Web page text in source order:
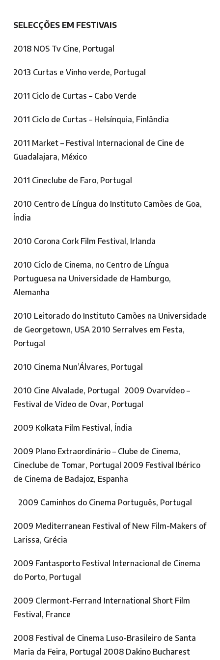
SELECÇÕES EM FESTIVAIS
2018 NOS Tv Cine, Portugal
2013 Curtas e Vinho verde, Portugal
2011 Ciclo de Curtas – Cabo Verde
2011 Ciclo de Curtas – Helsínquia, Finlândia
2011 Market – Festival Internacional de Cine de
Guadalajara, México
2011 Cineclube de Faro, Portugal
2010 Centro de Língua do Instituto Camões de Goa,
Índia
2010 Corona Cork Film Festival, Irlanda
2010 Ciclo de Cinema, no Centro de Língua
Portuguesa na Universidade de Hamburgo,
Alemanha
2010 Leitorado do Instituto Camões na Universidade
de Georgetown, USA 2010 Serralves em Festa,
Portugal
2010 Cinema Nun’Álvares, Portugal
2010 Cine Alvalade, Portugal 2009 Ovarvídeo –
Festival de Vídeo de Ovar, Portugal
2009 Kolkata Film Festival, Índia
2009 Plano Extraordinário – Clube de Cinema,
Cineclube de Tomar, Portugal 2009 Festival Ibérico
de Cinema de Badajoz, Espanha
2009 Caminhos do Cinema Português, Portugal
2009 Mediterranean Festival of New Film-Makers of
Larissa, Grécia
2009 Fantasporto Festival Internacional de Cinema
do Porto, Portugal
2009 Clermont-Ferrand International Short Film
Festival, France
2008 Festival de Cinema Luso-Brasileiro de Santa
Maria da Feira, Portugal 2008 Dakino Bucharest